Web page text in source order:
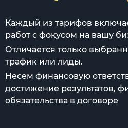
Каждый из тарифов
работ с фокусом на вашу
Отличается только
трафик или лиды.
Несем финансовую
достижение результатов,
обязательства в договоре